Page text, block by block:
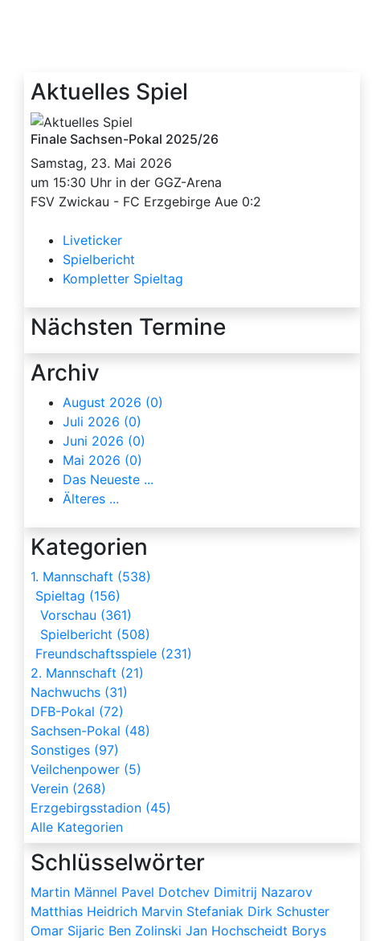
Aktuelles Spiel
Finale Sachsen-Pokal 2025/26
Samstag, 23. Mai 2026
um 15:30 Uhr in der GGZ-Arena
FSV Zwickau - FC Erzgebirge Aue 0:2
Liveticker
Spielbericht
Kompletter Spieltag
Nächsten Termine
Archiv
August 2026 (0)
Juli 2026 (0)
Juni 2026 (0)
Mai 2026 (0)
Das Neueste ...
Älteres ...
Kategorien
1. Mannschaft (538)
Spieltag (156)
Vorschau (361)
Spielbericht (508)
Freundschaftsspiele (231)
2. Mannschaft (21)
Nachwuchs (31)
DFB-Pokal (72)
Sachsen-Pokal (48)
Sonstiges (97)
Veilchenpower (5)
Verein (268)
Erzgebirgsstadion (45)
Alle Kategorien
Schlüsselwörter
Martin Männel Pavel Dotchev Dimitrij Nazarov
Matthias Heidrich Marvin Stefaniak Dirk Schuster
Omar Sijaric Ben Zolinski Jan Hochscheidt Borys